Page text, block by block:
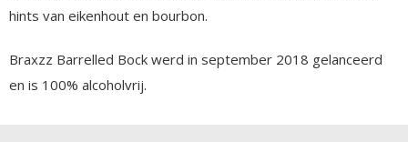
hints van eikenhout en bourbon.
Braxzz Barrelled Bock werd in september 2018 gelanceerd
en is 100% alcoholvrij.